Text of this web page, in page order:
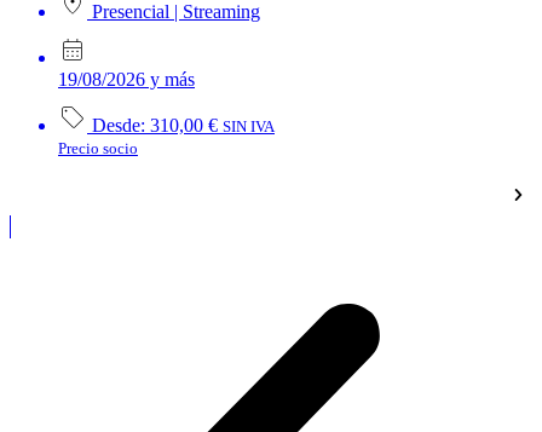
Presencial | Streaming
19/08/2026 y más
Desde: 310,00 € SIN IVA
Precio socio